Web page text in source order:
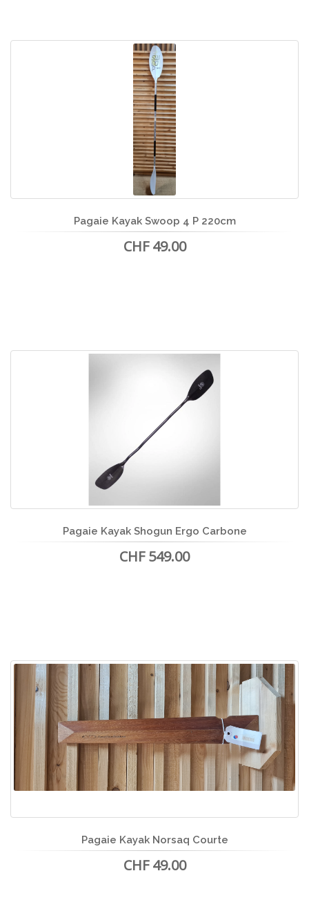
Pagaie Kayak Swoop 4 P 220cm
CHF 49.00
Pagaie Kayak Shogun Ergo Carbone
CHF 549.00
Pagaie Kayak Norsaq Courte
CHF 49.00